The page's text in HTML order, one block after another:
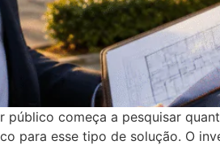
público começa a pesquisar
para esse tipo de solução. O